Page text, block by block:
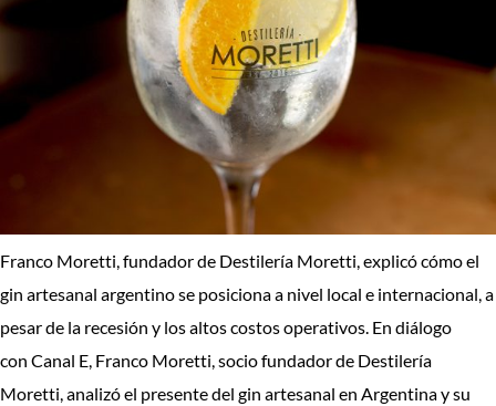
Franco Moretti, fundador de Destilería Moretti, explicó cómo el
gin artesanal argentino se posiciona a nivel local e internacional, a
pesar de la recesión y los altos costos operativos. En diálogo
con Canal E, Franco Moretti, socio fundador de Destilería
Moretti, analizó el presente del gin artesanal en Argentina y su